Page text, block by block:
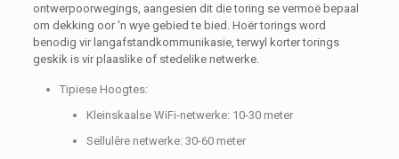
ontwerpoorwegings, aangesien dit die toring se vermoë bepaal
om dekking oor 'n wye gebied te bied. Hoër torings word
benodig vir langafstandkommunikasie, terwyl korter torings
geskik is vir plaaslike of stedelike netwerke.
Tipiese Hoogtes:
Kleinskaalse WiFi-netwerke: 10-30 meter
Sellulêre netwerke: 30-60 meter